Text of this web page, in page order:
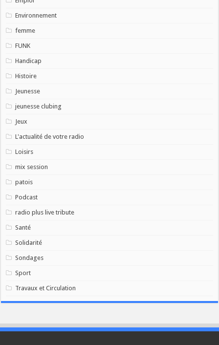
Environnement
femme
FUNK
Handicap
Histoire
Jeunesse
jeunesse clubing
Jeux
L'actualité de votre radio
Loisirs
mix session
patois
Podcast
radio plus live tribute
Santé
Solidarité
Sondages
Sport
Travaux et Circulation